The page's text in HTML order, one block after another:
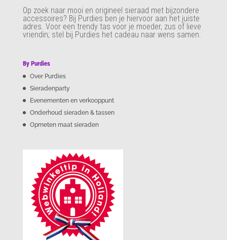
Op zoek naar mooi en origineel sieraad met bijzondere
accessoires? Bij Purdies ben je hiervoor aan het juiste
adres. Voor een trendy tas voor je moeder, zus of lieve
vriendin; stel bij Purdies het cadeau naar wens samen.
By Purdies
Over Purdies
Sieradenparty
Evenementen en verkooppunt
Onderhoud sieraden & tassen
Opmeten maat sieraden